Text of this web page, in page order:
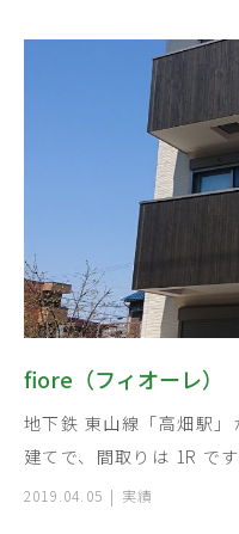
fiore（フィオーレ）
地下鉄 東山線「高畑駅
建てで、間取りは 1R で
2019.04.05 実績